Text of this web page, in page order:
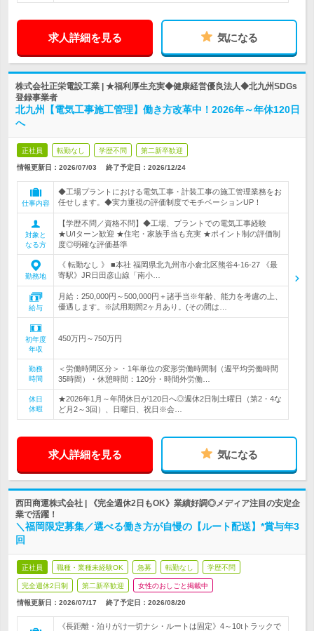
求人詳細を見る 気になる
株式会社正栄電設工業 | ★福利厚生充実◆健康経営優良法人◆北九州SDGs
登録事業者
北九州【電気工事施工管理】働き方改革中！2026年～年休120日
へ
正社員 転勤なし 学歴不問 第二新卒歓迎
情報更新日：2026/07/03 終了予定日： 2026/12/24
仕事内容
◆工場プラントにおける電気工事・計装工事の施工管理業務をお
任せします。◆実力重視の評価制度でモチベーションUP！
対象と
なる方
【学歴不問／資格不問】◆工場、プラントでの電気工事経験
★U/Iターン歓迎 ★住宅・家族手当も充実 ★ポイント制の評価制
度◎明確な評価基準
勤務地
《 転勤なし 》 ■本社 福岡県北九州市小倉北区熊谷4-16-27 《最
寄駅》JR日田彦山線「南小…
給与
月給：250,000円～500,000円＋諸手当※年齢、能力を考慮の上、
優遇します。※試用期間2ヶ月あり。(その間は…
初年度
年収
450万円～750万円
勤務
時間
＜労働時間区分＞・1年単位の変形労働時間制（週平均労働時間
35時間）・休憩時間：120分・時間外労働…
休日
休暇
★2026年1月～年間休日が120日へ◎週休2日制土曜日（第2・4な
ど月2～3回）、日曜日、祝日※会…
求人詳細を見る 気になる
西田商運株式会社 | 《完全週休2日もOK》業績好調◎メディア注目の安定企
業で活躍！
＼福岡限定募集／選べる働き方が自慢の【ルート配送】*賞与年3
回
正社員 職種・業種未経験OK 急募 転勤なし 学歴不問
完全週休2日制 第二新卒歓迎 女性のおしごと掲載中
情報更新日：2026/07/17 終了予定日： 2026/08/20
《長距離・泊りがけ一切ナシ・ルートは固定》4～10tトラックで